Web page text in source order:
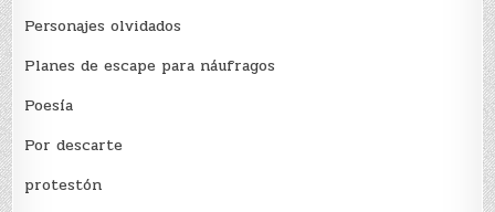
Personajes olvidados
Planes de escape para náufragos
Poesía
Por descarte
protestón